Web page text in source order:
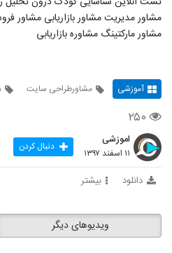
مشاور مدیریت مشاور بازاریابی مشاور
مشاور مارکتینگ مشاوره بازاریابی
آموزشی مشاورطراحی سایت
۲۵۰
اموزشی
۱۱ اسفند ۱۳۹۷ دنبال کردن
دانلود بیشتر
ویدیوهای دیگر